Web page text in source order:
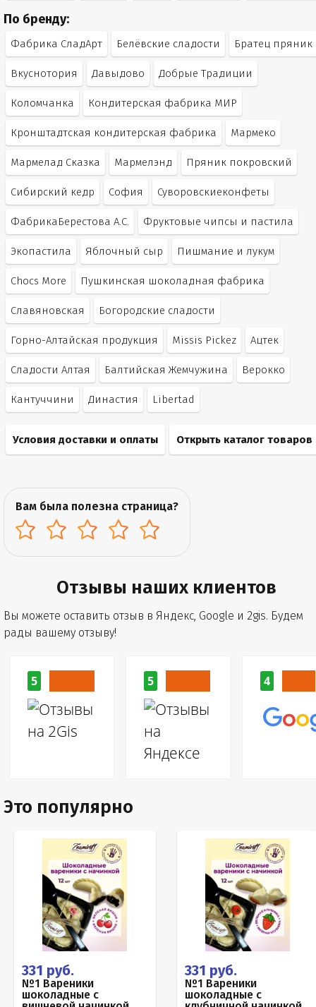
По бренду:
Фабрика СладАрт Белёвские сладости Братец пряник
Вкуснотория Давыдово Добрые Традиции
Коломчанка Кондитерская фабрика МИР
Кронштадтская кондитерская фабрика Мармеко
Мармелад Сказка Мармелэнд Пряник покровский
Сибирский кедр София Суворовскиеконфеты
ФабрикаБерестова А.С. Фруктовые чипсы и пастила
Экопастила Яблочный сыр Пишмание и лукум
Chocs More Пушкинская шоколадная фабрика
Славяновская Богородские сладости
Горно-Алтайская продукция Missis Pickez Ацтек
Сладости Алтая Балтийская Жемчужина Верокко
Кантуччини Династия Libertad
Условия доставки и оплаты Открыть каталог товаров
Вам была полезна страница?
Отзывы наших клиентов
Вы можете оставить отзыв в Яндекс, Google и 2gis. Будем
рады вашему отзыву!
5 5 4
Это популярно
331 руб.
№1 Вареники
шоколадные с
331 руб.
№1 Вареники
шоколадные с